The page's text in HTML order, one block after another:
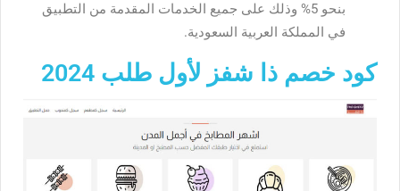
بنحو 5% وذلك على جميع الخدمات المقدمة من التطبيق
في المملكة العربية السعودية.
كود خصم ذا شفز لأول طلب 2024